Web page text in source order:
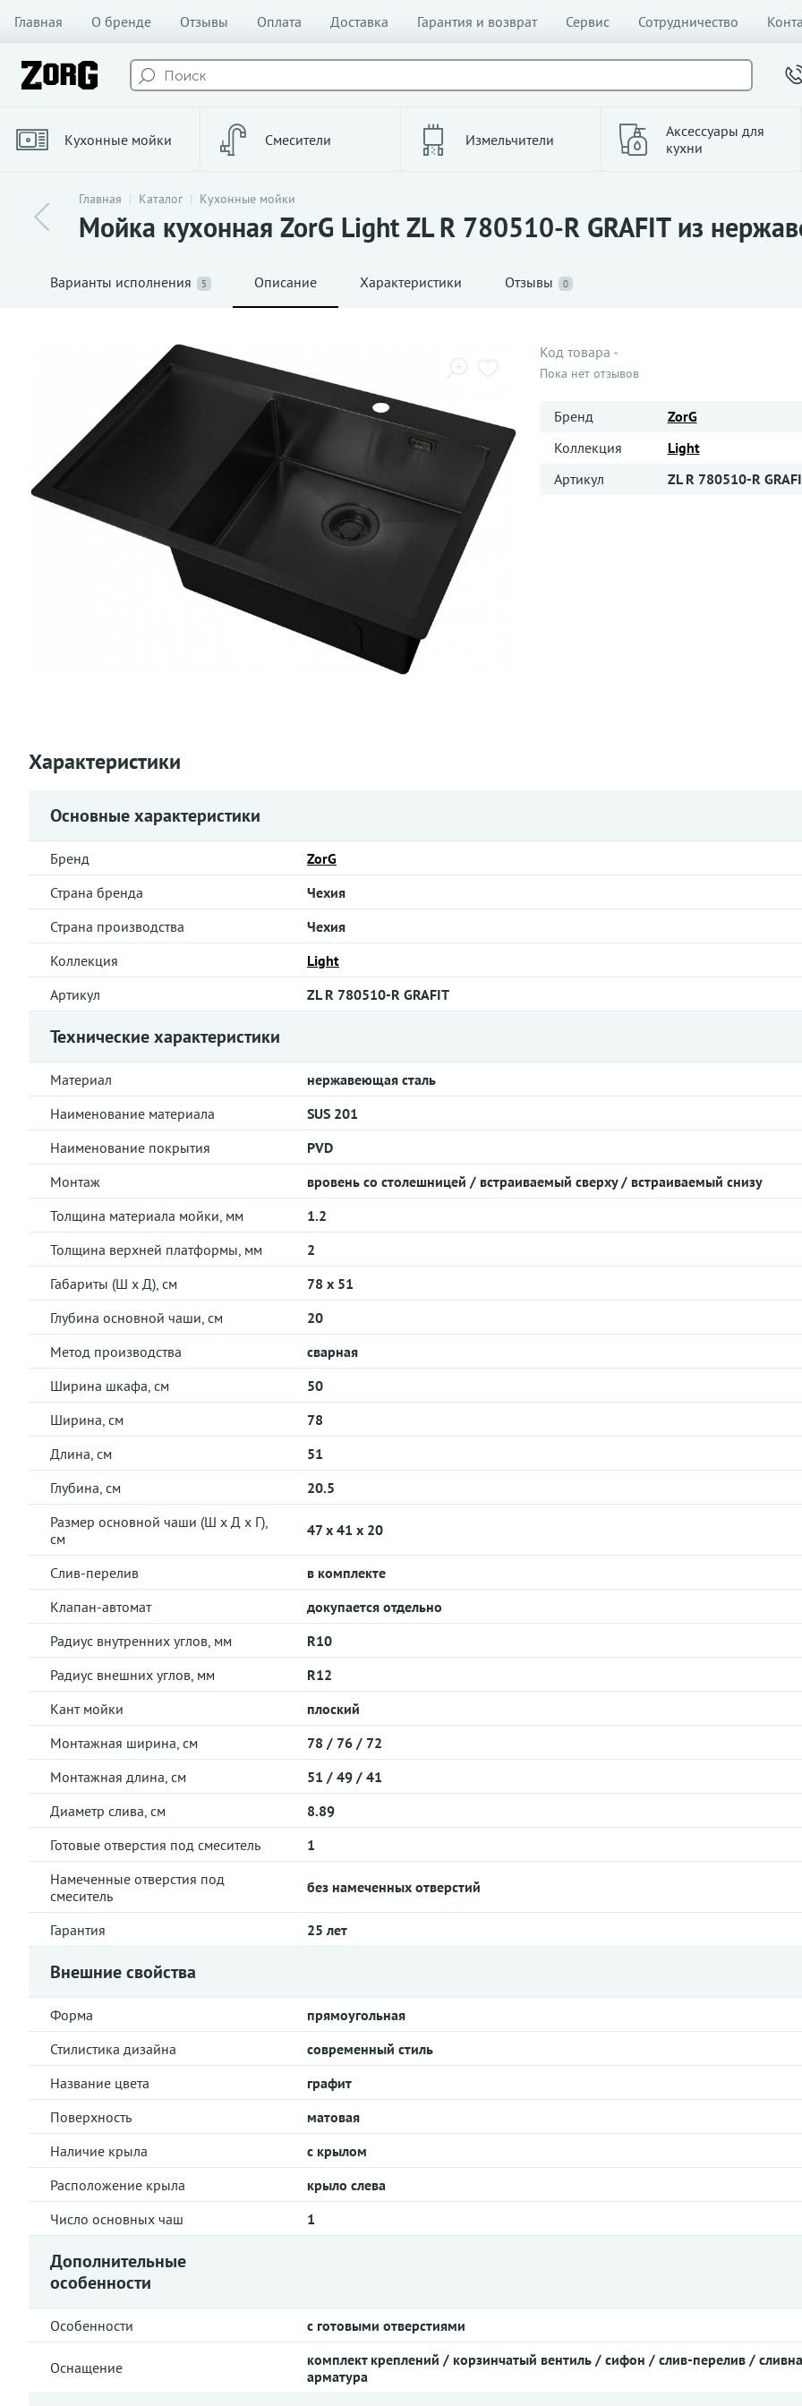
Главная О бренде Отзывы Оплата Доставка Гарантия и возврат Сервис Сотрудничество
Кухонные мойки Смесители Измельчители
Аксессуары для
кухни
Главная Каталог Кухонные мойки
Мойка кухонная ZorG Light ZL R 780510-R GRAFIT из
Варианты исполнения 5 Описание Характеристики Отзывы 0
Код товара -
Пока нет отзывов
Бренд
ZorG
Коллекция
Light
Артикул
ZL R 780510-R
Характеристики
Основные характеристики
Бренд
ZorG
Страна бренда
Чехия
Страна производства
Чехия
Коллекция
Light
Артикул
ZL R 780510-R GRAFIT
Технические характеристики
Материал
нержавеющая сталь
Наименование материала
SUS 201
Наименование покрытия
PVD
Монтаж
вровень со столешницей / встраиваемый сверху / встраиваемый снизу
Толщина материала мойки, мм
1.2
Толщина верхней платформы, мм
2
Габариты (Ш х Д), см
78 x 51
Глубина основной чаши, см
20
Метод производства
сварная
Ширина шкафа, см
50
Ширина, см
78
Длина, см
51
Глубина, см
20.5
Размер основной чаши (Ш х Д х Г),
см
47 x 41 x 20
Слив-перелив
в комплекте
Клапан-автомат
докупается отдельно
Радиус внутренних углов, мм
R10
Радиус внешних углов, мм
R12
Кант мойки
плоский
Монтажная ширина, см
78 / 76 / 72
Монтажная длина, см
51 / 49 / 41
Диаметр слива, см
8.89
Готовые отверстия под смеситель
1
Намеченные отверстия под
смеситель
без намеченных отверстий
Гарантия 25 лет
Внешние свойства
Форма
прямоугольная
Стилистика дизайна
современный стиль
Название цвета
графит
Поверхность
матовая
Наличие крыла
с крылом
Расположение крыла
крыло слева
Число основных чаш
1
Дополнительные
особенности
Особенности с готовыми отверстиями
Оснащение
комплект креплений / корзинчатый вентиль / сифон / слив-перелив /
арматура